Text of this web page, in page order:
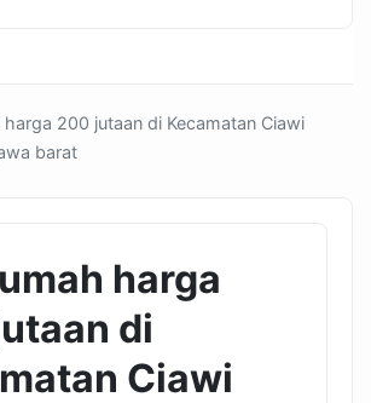
harga 200 jutaan di Kecamatan Ciawi
barat
harga
di
Ciawi